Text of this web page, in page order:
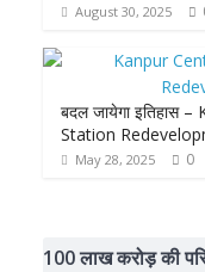
August 30, 2025
बदल जायेगा इतिहास
Station
May 28, 2025 0
100 लाख करोड़ की